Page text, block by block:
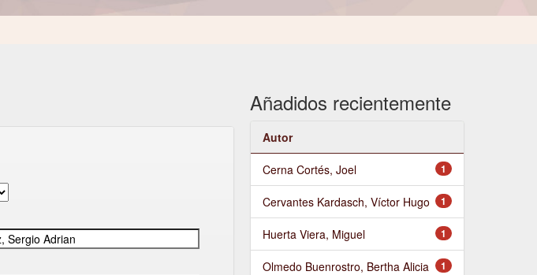
Añadidos recientemente
Autor
1
Cerna Cortés, Joel
1
Cervantes Kardasch, Víctor Hugo
1
Huerta Viera, Miguel
1
Olmedo Buenrostro, Bertha Alicia